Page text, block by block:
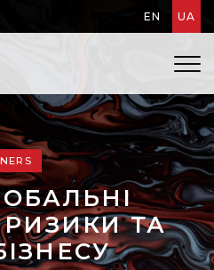
EN UA
РИЗИКИ ТА